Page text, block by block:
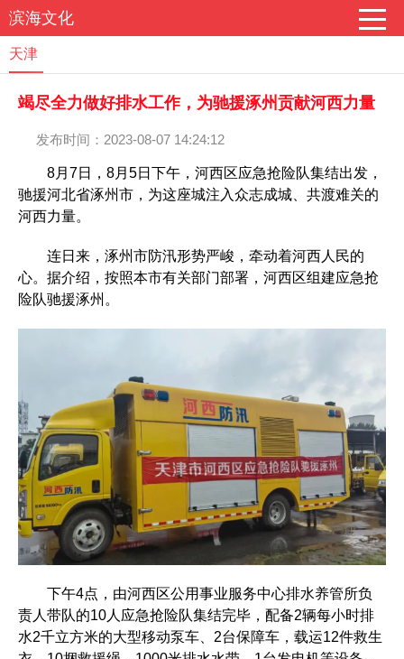
滨海文化
天津
竭尽全力做好排水工作，为驰援涿州贡献河西力量
发布时间：2023-08-07 14:24:12
8月7日，8月5日下午，河西区应急抢险队集结出发，
驰援河北省涿州市，为这座城注入众志成城、共渡难关的
河西力量。
连日来，涿州市防汛形势严峻，牵动着河西人民的
心。据介绍，按照本市有关部门部署，河西区组建应急抢
险队驰援涿州。
下午4点，由河西区公用事业服务中心排水养管所负
责人带队的10人应急抢险队集结完毕，配备2辆每小时排
水2千立方米的大型移动泵车、2台保障车，载运12件救生